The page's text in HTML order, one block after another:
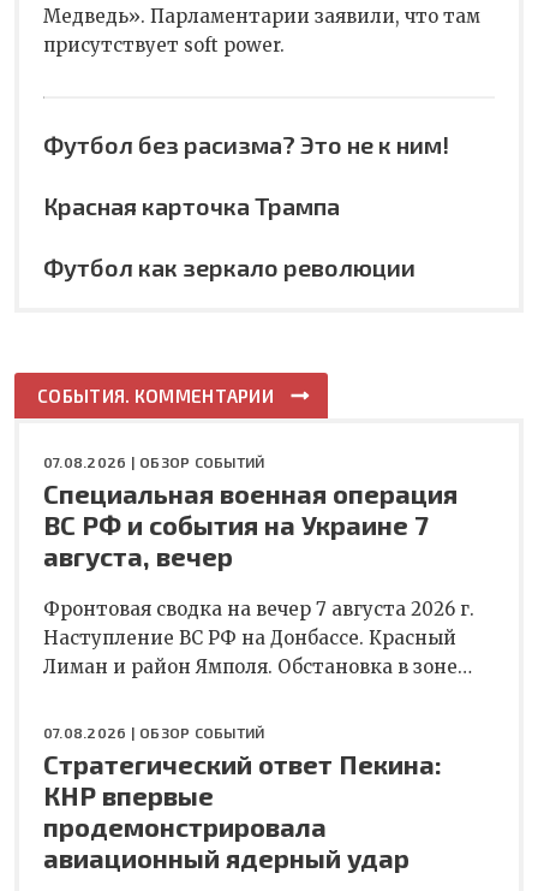
Медведь». Парламентарии заявили, что там
присутствует soft power.
Футбол без расизма? Это не к ним!
Красная карточка Трампа
Футбол как зеркало революции
СОБЫТИЯ. КОММЕНТАРИИ
07.08.2026 | ОБЗОР СОБЫТИЙ
Специальная военная операция
ВС РФ и события на Украине 7
августа, вечер
Фронтовая сводка на вечер 7 августа 2026 г.
Наступление ВС РФ на Донбассе. Красный
Лиман и район Ямполя. Обстановка в зоне…
07.08.2026 | ОБЗОР СОБЫТИЙ
Стратегический ответ Пекина:
КНР впервые
продемонстрировала
авиационный ядерный удар